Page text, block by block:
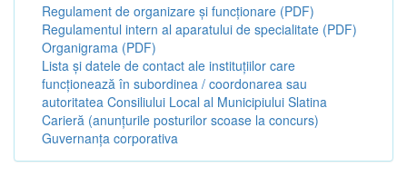
Regulament de organizare și funcționare (PDF)
Regulamentul intern al aparatului de specialitate (PDF)
Organigrama (PDF)
Lista și datele de contact ale instituțiilor care
funcționează în subordinea / coordonarea sau
autoritatea Consiliului Local al Municipiului Slatina
Carieră (anunțurile posturilor scoase la concurs)
Guvernanța corporativa